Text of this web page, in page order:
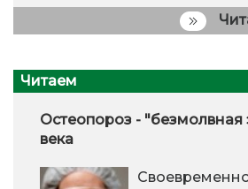
Читаем
Остеопороз - "безмолвная
века